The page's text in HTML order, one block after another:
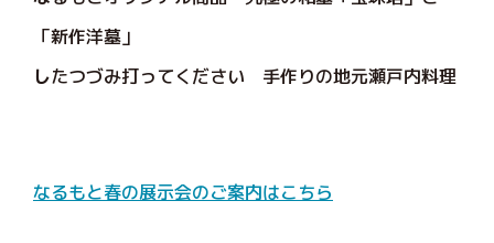
「新作洋墓」
したつづみ打ってください 手作りの地元瀬戸内料理
なるもと春の展示会のご案内はこちら